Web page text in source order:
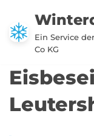
Zum
Inhalt
Ein Service
Co KG